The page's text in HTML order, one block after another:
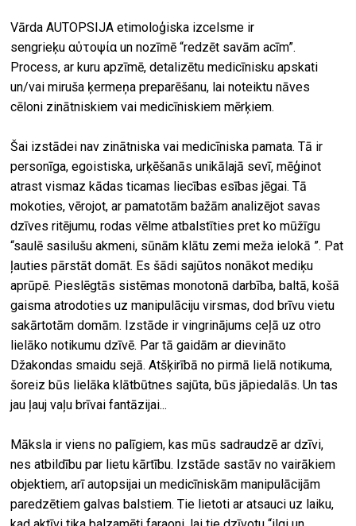
Vārda AUTOPSIJA etimoloģiska izcelsme ir
sengrieķu αὐτοψία un nozīmē “redzēt savām acīm”.
Process, ar kuru apzīmē, detalizētu medicīnisku apskati
un/vai miruša ķermeņa preparēšanu, lai noteiktu nāves
cēloni zinātniskiem vai medicīniskiem mērķiem.
Šai izstādei nav zinātniska vai medicīniska pamata. Tā ir
personīga, egoistiska, urķēšanās unikālajā sevī, mēģinot
atrast vismaz kādas ticamas liecības esības jēgai. Tā
mokoties, vērojot, ar pamatotām bažām analizējot savas
dzīves ritējumu, rodas vēlme atbalstīties pret ko mūžīgu
“saulē sasilušu akmeni, sūnām klātu zemi meža ielokā ”. Pat
ļauties pārstāt domāt. Es šādi sajūtos nonākot mediķu
aprūpē. Pieslēgtās sistēmas monotonā darbība, baltā, košā
gaisma atrodoties uz manipulāciju virsmas, dod brīvu vietu
sakārtotām domām. Izstāde ir vingrinājums ceļā uz otro
lielāko notikumu dzīvē. Par tā gaidām ar dievināto
Džakondas smaidu sejā. Atšķirībā no pirmā lielā notikuma,
šoreiz būs lielāka klātbūtnes sajūta, būs jāpiedalās. Un tas
jau ļauj vaļu brīvai fantāzijai...
Māksla ir viens no palīgiem, kas mūs sadraudzē ar dzīvi,
nes atbildību par lietu kārtību. Izstāde sastāv no vairākiem
objektiem, arī autopsijai un medicīniskām manipulācijām
paredzētiem galvas balstiem. Tie lietoti ar atsauci uz laiku,